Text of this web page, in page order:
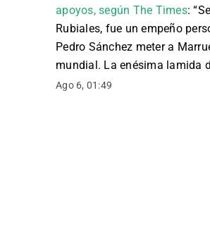
apoyos, según The Times: “
Rubiales, fue un empeño
Pedro Sánchez meter a
mundial. La enésima lamida
Ago 6, 01:49